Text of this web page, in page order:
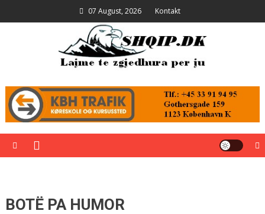
to
07 August, 2026 Kontakt
BOTË PA HUMOR